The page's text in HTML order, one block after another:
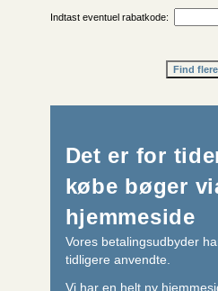
Indtast eventuel rabatkode:
Det er for
købe bøger
hjemmeside
Vores betalingsudbyder
tidligere anvendte.
Vi har en helt ny